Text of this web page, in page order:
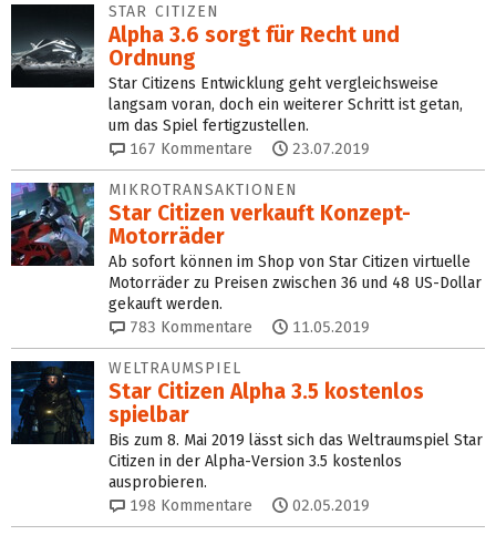
STAR CITIZEN
Alpha 3.6 sorgt für Recht und
Ordnung
Star Citizens Entwicklung geht vergleichsweise
langsam voran, doch ein weiterer Schritt ist getan,
um das Spiel fertigzustellen.
167 Kommentare 23.07.2019
MIKROTRANSAKTIONEN
Star Citizen verkauft Konzept-
Motorräder
Ab sofort können im Shop von Star Citizen virtuelle
Motorräder zu Preisen zwischen 36 und 48 US-Dollar
gekauft werden.
783 Kommentare 11.05.2019
WELTRAUMSPIEL
Star Citizen Alpha 3.5 kostenlos
spielbar
Bis zum 8. Mai 2019 lässt sich das Weltraumspiel Star
Citizen in der Alpha-Version 3.5 kostenlos
ausprobieren.
198 Kommentare 02.05.2019